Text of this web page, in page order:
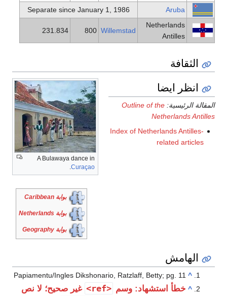
Aruba
Separate since January 1, 1986
Netherlands
Antilles
Willemstad
800
231.834
الثقافة
A Bulawaya dance in
Curaçao
.
انظر ايضا
بوابة Caribbean
بوابة Netherlands
بوابة Geography
المقالة الرئيسية: Outline of the
Netherlands Antilles
Index of Netherlands Antilles-
related articles
الهامش
^
Papiamentu/Ingles Dikshonario, Ratzlaff, Betty; pg. 11
^ خطأ استشهاد: وسم <ref>
غير صحيح؛ لا نص